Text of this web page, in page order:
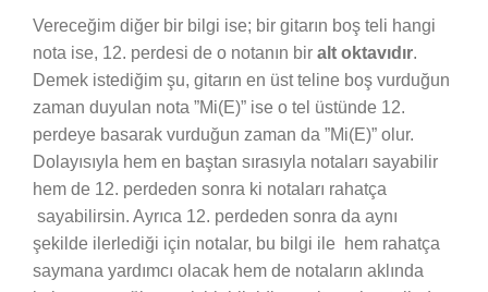
Vereceğim diğer bir bilgi ise; bir gitarın boş teli hangi
nota ise, 12. perdesi de o notanın bir alt oktavıdır.
Demek istediğim şu, gitarın en üst teline boş vurduğun
zaman duyulan nota ”Mi(E)” ise o tel üstünde 12.
perdeye basarak vurduğun zaman da ”Mi(E)” olur.
Dolayısıyla hem en baştan sırasıyla notaları sayabilir
hem de 12. perdeden sonra ki notaları rahatça
sayabilirsin. Ayrıca 12. perdeden sonra da aynı
şekilde ilerlediği için notalar, bu bilgi ile hem rahatça
saymana yardımcı olacak hem de notaların aklında